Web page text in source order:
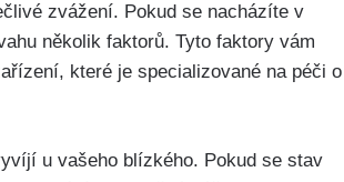
zvážení. Pokud se nacházíte v
několik faktorů. Tyto faktory vám
které je specializované na péči o
u vašeho blízkého. Pokud se stav